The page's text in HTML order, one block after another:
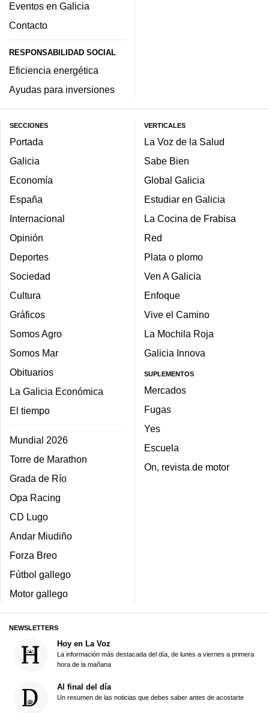
Eventos en Galicia
Contacto
RESPONSABILIDAD SOCIAL
Eficiencia energética
Ayudas para inversiones
SECCIONES
Portada
Galicia
Economía
España
Internacional
Opinión
Deportes
Sociedad
Cultura
Gráficos
Somos Agro
Somos Mar
Obituarios
La Galicia Económica
El tiempo
Mundial 2026
Torre de Marathon
Grada de Río
Opa Racing
CD Lugo
Andar Miudiño
Forza Breo
Fútbol gallego
Motor gallego
VERTICALES
La Voz de la Salud
Sabe Bien
Global Galicia
Estudiar en Galicia
La Cocina de Frabisa
Red
Plata o plomo
Ven A Galicia
Enfoque
Vive el Camino
La Mochila Roja
Galicia Innova
SUPLEMENTOS
Mercados
Fugas
Yes
Escuela
On, revista de motor
NEWSLETTERS
Hoy en La Voz
La información más destacada del día, de lunes a viernes a primera
hora de la mañana
Al final del día
Un resumen de las noticias que debes saber antes de acostarte